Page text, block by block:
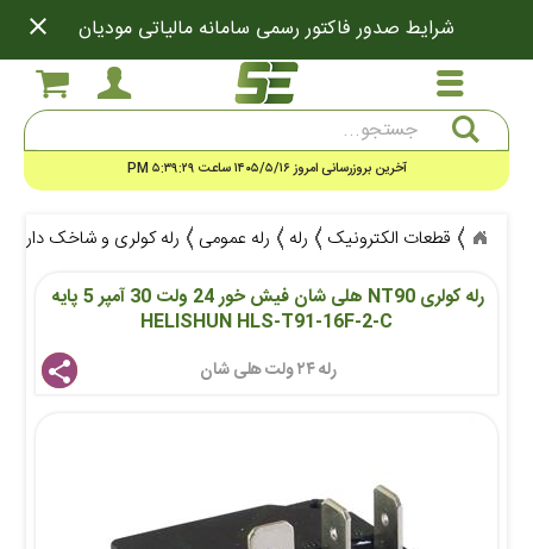
شرایط صدور فاکتور رسمی سامانه مالیاتی مودیان close
آخرین بروزرسانی امروز ۱۴۰۵/۵/۱۶ ساعت ۵:۳۹:۲۹ PM
قطعات الکترونیک رله رله عمومی رله کولری و شاخک دار
رله کولری NT90 هلی شان فیش خور 24 ولت 30 آمپر 5 پایه
HELISHUN HLS-T91-16F-2-C
رله ۲۴ ولت هلی شان share